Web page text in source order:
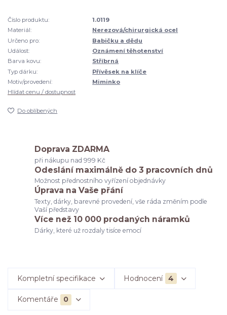
Číslo produktu:
1.0119
Materiál:
Nerezová/chirurgická ocel
Určeno pro:
Babičku a dědu
Událost:
Oznámení těhotenství
Barva kovu:
Stříbrná
Typ dárku:
Přívěsek na klíče
Motiv/provedení:
Miminko
Hlídat cenu / dostupnost
Do oblíbených
Doprava ZDARMA
při nákupu nad 999 Kč
Odeslání maximálně do 3 pracovních dnů
Možnost přednostního vyřízení objednávky
Úprava na Vaše přání
Texty, dárky, barevné provedení, vše ráda změním podle
Vaší představy
Více než 10 000 prodaných náramků
Dárky, které už rozdaly tisíce emocí
Kompletní specifikace Hodnocení 4
Komentáře 0